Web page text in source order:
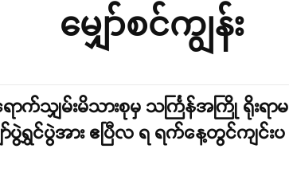
မျှော်စင်ကျွန်း
ာက်သျှမ်းမိသားစုမှ သင်္ကြန်အကြို ရိုးရာမ
ာ်ပွဲရွှင်ပွဲအား ဧပြီလ ရ ရက်နေ့တွင်ကျင်းပ